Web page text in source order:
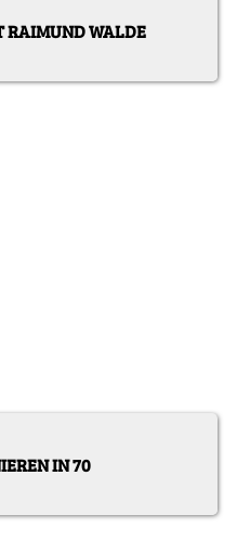
RAIMUND WALDE
IN 70